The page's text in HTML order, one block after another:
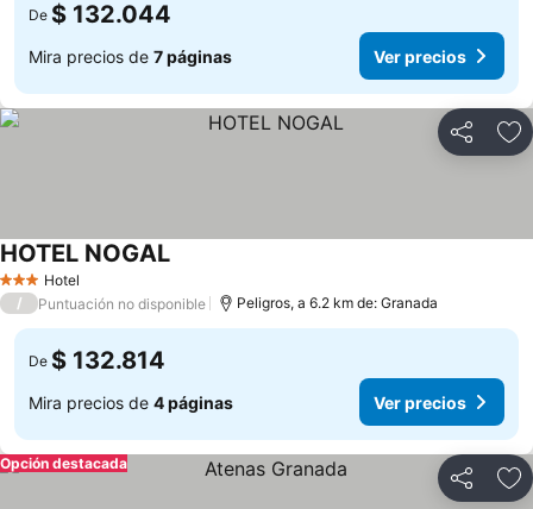
De $ 132.044
Mira precios de 7 páginas Ver precios
Compartir
3 Estrellas
Hotel
HOTEL NOGAL
/ Puntuación no disponible Peligros, a 6.2 km de: Granada
De $ 132.814
Mira precios de 4 páginas Ver precios
Compartir
Opción destacada